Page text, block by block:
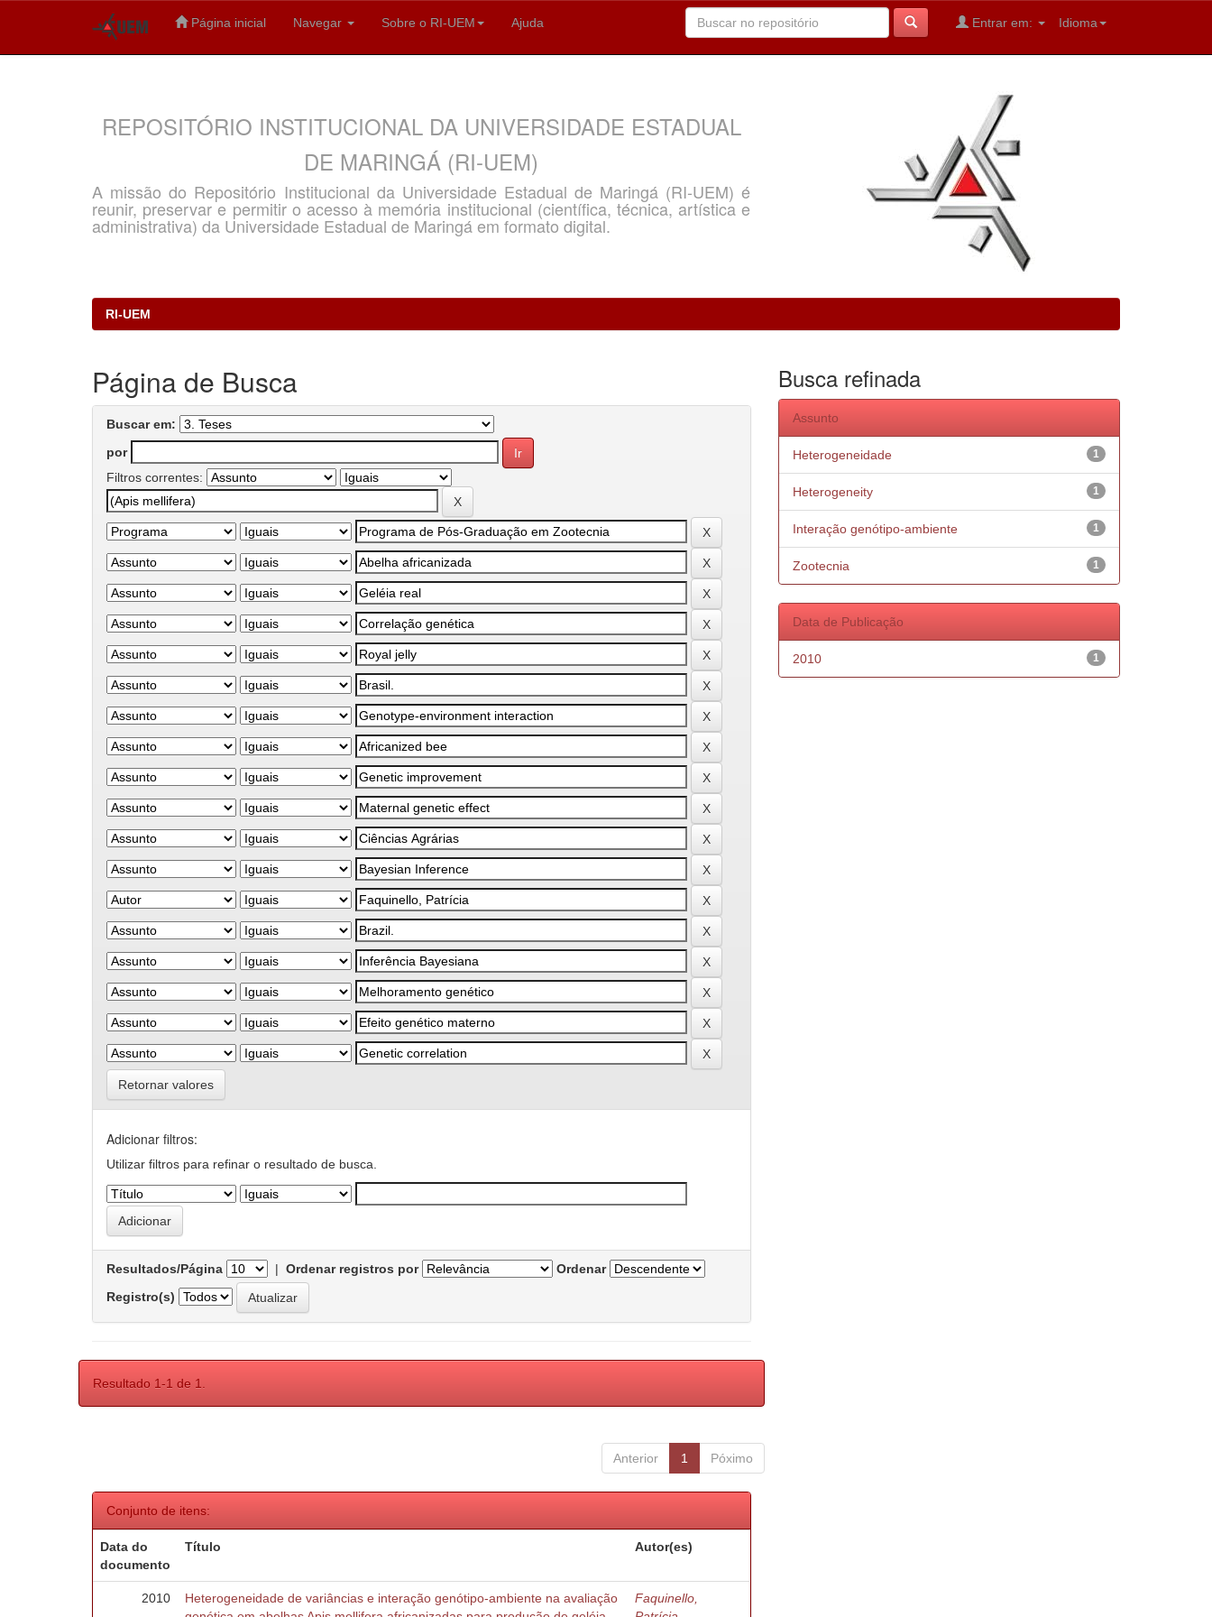
Página inicial Navegar Sobre o RI-UEM Ajuda Idioma
Entrar em:
REPOSITÓRIO INSTITUCIONAL DA UNIVERSIDADE ESTADUAL
DE MARINGÁ (RI-UEM)
A missão do Repositório Institucional da Universidade Estadual de Maringá (RI-UEM) é
reunir, preservar e permitir o acesso à memória institucional (científica, técnica, artística e
administrativa) da Universidade Estadual de Maringá em formato digital.
RI-UEM
Página de Busca
Buscar em:
por
Filtros correntes:
Retornar valores
Adicionar filtros:
Utilizar filtros para refinar o resultado de busca.
Resultados/Página | Ordenar registros por
Ordenar
Registro(s)
Resultado 1-1 de 1.
Anterior 1 Póximo
Conjunto de itens:
Data do
documento
Título Autor(es)
2010
Heterogeneidade de variâncias e interação genótipo-ambiente na avaliação
Faquinello,
Busca refinada
Assunto
1
Heterogeneidade
1
Heterogeneity
1
Interação genótipo-ambiente
1
Zootecnia
Data de Publicação
1
2010